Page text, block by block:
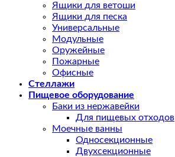
Ящики для ветоши
Ящики для песка
Универсальные
Модульные
Оружейные
Пожарные
Офисные
Стеллажи
Пищевое оборудование
Баки из нержавейки
Для пищевых отходов
Моечные ванны
Односекционные
Двухсекционные